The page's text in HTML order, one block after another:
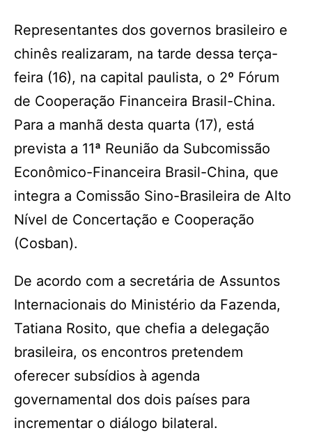
Representantes dos governos brasileiro e
chinês realizaram, na tarde dessa terça-
feira (16), na capital paulista, o 2º Fórum
de Cooperação Financeira Brasil-China.
Para a manhã desta quarta (17), está
prevista a 11ª Reunião da Subcomissão
Econômico-Financeira Brasil-China, que
integra a Comissão Sino-Brasileira de Alto
Nível de Concertação e Cooperação
(Cosban).
De acordo com a secretária de Assuntos
Internacionais do Ministério da Fazenda,
Tatiana Rosito, que chefia a delegação
brasileira, os encontros pretendem
oferecer subsídios à agenda
governamental dos dois países para
incrementar o diálogo bilateral.